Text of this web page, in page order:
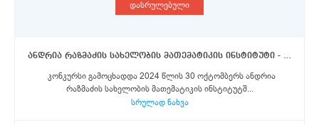
დასრულებული
ანდრია რაზმაძის სახელობის მათემატიკის ინსტიტუტი - მეცნიერი თანამშრომელი
რაზმაძის სახელობის მათემატიკის ინსტიტუტშ...
სრულად ნახვა